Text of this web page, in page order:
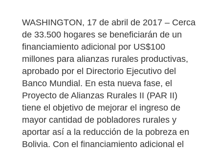
WASHINGTON, 17 de abril de 2017 – Cerca
de 33.500 hogares se beneficiarán de un
financiamiento adicional por US$100
millones para alianzas rurales productivas,
aprobado por el Directorio Ejecutivo del
Banco Mundial. En esta nueva fase, el
Proyecto de Alianzas Rurales II (PAR II)
tiene el objetivo de mejorar el ingreso de
mayor cantidad de pobladores rurales y
aportar así a la reducción de la pobreza en
Bolivia. Con el financiamiento adicional el